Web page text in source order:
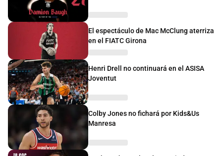
El espectáculo de Mac McClung aterriza
en el FIATC Girona
Henri Drell no continuará en el ASISA
Joventut
Colby Jones no fichará por Kids&Us
Manresa